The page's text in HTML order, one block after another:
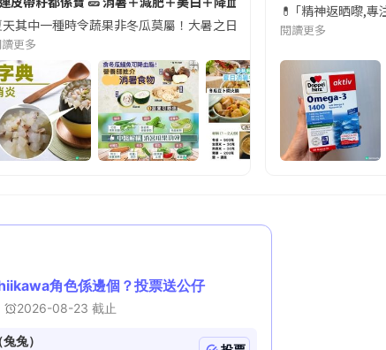
期要特別留意隨身行李中的行動電源。一名旅客日前在機場安檢
其中一種時令蔬果非冬瓜莫屬！大暑之日，點都要飲碗冬瓜湯消
更多
💊 ｢精神返晒嚟,
閱讀更多